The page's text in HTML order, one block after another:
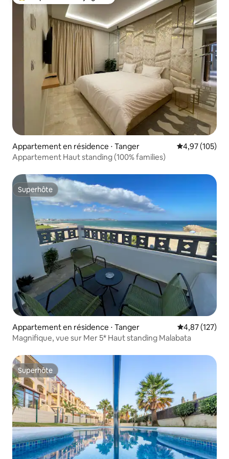
Appartement en résidence ⋅ Tanger Évaluation
4,97 (105)
Appartement Haut standing (100% families)
Superhôte
Superhôte
Appartement en résidence ⋅ Tanger Évaluation
4,87 (127)
Magnifique, vue sur Mer 5* Haut standing Malabata
Superhôte
Superhôte